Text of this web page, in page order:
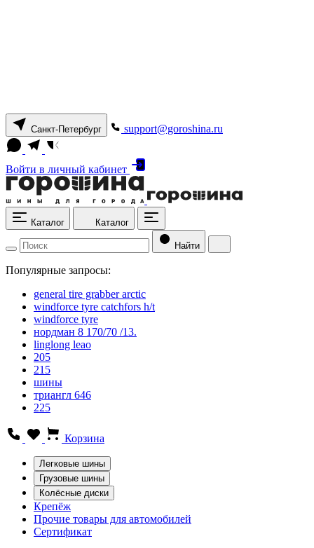
Санкт-Петербург support@goroshina.ru
Войти в личный кабинет
Каталог Каталог
Найти
Популярные запросы:
general tire grabber arctic
windforce tyre catchfors h/t
windforce tyre
нордман 8 170/70 /13.
linglong leao
205
215
шины
триангл 646
225
Корзина
Легковые шины
Грузовые шины
Колёсные диски
Крепёж
Прочие товары для автомобилей
Сертификат